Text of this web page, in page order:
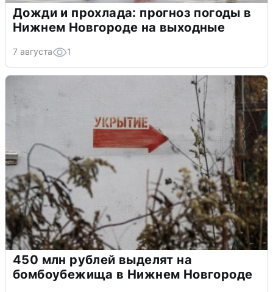
Дожди и прохлада: прогноз погоды в
Нижнем Новгороде на выходные
7 августа 1
450 млн рублей выделят на
бомбоубежища в Нижнем Новгороде